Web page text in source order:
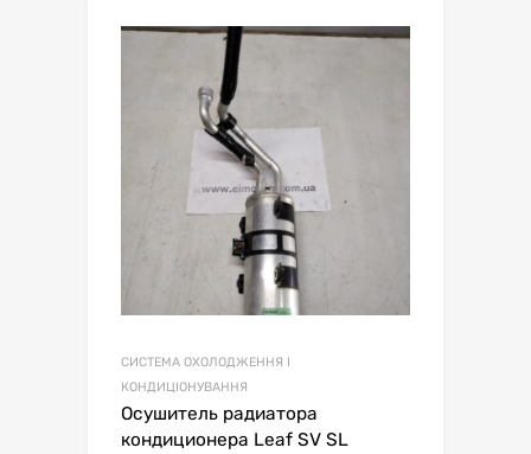
СИСТЕМА ОХОЛОДЖЕННЯ І
КОНДИЦІОНУВАННЯ
Осушитель радиатора
кондиционера Leaf SV SL